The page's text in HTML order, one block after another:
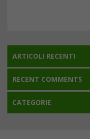
ARTICOLI RECENTI
RECENT COMMENTS
CATEGORIE